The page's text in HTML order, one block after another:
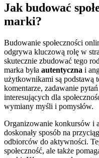
Jak budować
marki?
Budowanie społeczności
odgrywa kluczową rolę w
skutecznie zbudować tego
marka była autentyczna i
użytkownikami są podstawą
komentarze, zadawanie
interesujących dla
wymiany myśli i pomysłów.
Organizowanie konkursów i
doskonały sposób na
odbiorców do aktywności.
społeczność, ale także